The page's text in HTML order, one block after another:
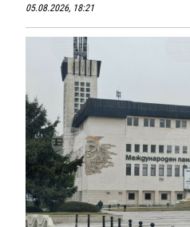
05.08.2026, 18:21